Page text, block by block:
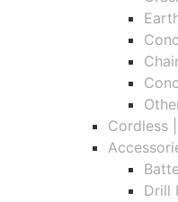
Cordless​ |
Drill